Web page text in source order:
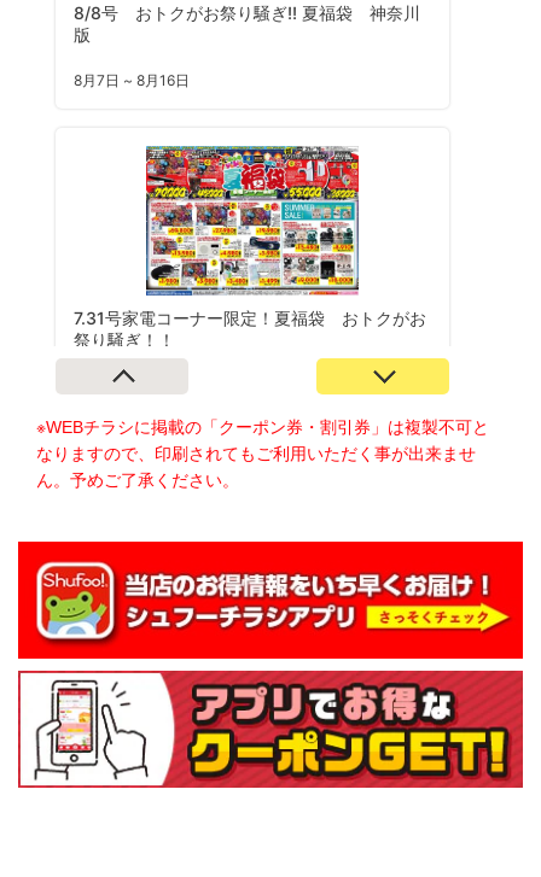
※WEBチラシに掲載の「クーポン券・割引券」は複製不可と
なりますので、印刷されてもご利用いただく事が出来ませ
ん。予めご了承ください。